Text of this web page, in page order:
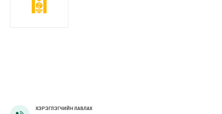
ХЭРЭГЛЭГЧИЙН ЛАВЛАХ